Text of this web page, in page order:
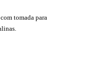
tomada para